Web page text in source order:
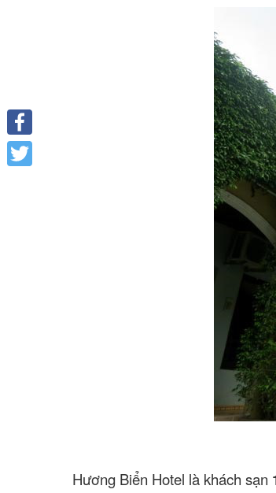
Hương Biển Hotel là khách sạn
Facebook